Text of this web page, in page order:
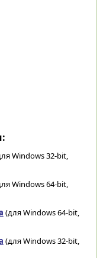
Windows 32-bit,
Windows 64-bit,
(для Windows 64-bit,
(для Windows 32-bit,